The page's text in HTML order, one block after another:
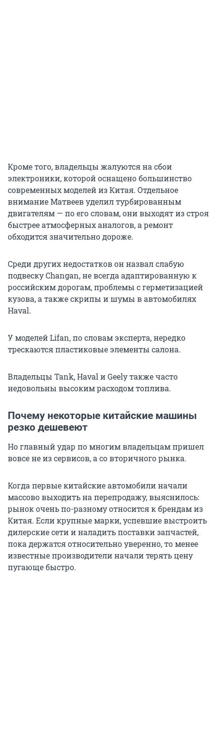
Кроме того, владельцы жалуются на сбои
электроники, которой оснащено большинство
современных моделей из Китая. Отдельное
внимание Матвеев уделил турбированным
двигателям — по его словам, они выходят из строя
быстрее атмосферных аналогов, а ремонт
обходится значительно дороже.
Среди других недостатков он назвал слабую
подвеску Changan, не всегда адаптированную к
российским дорогам, проблемы с герметизацией
кузова, а также скрипы и шумы в автомобилях
Haval.
У моделей Lifan, по словам эксперта, нередко
трескаются пластиковые элементы салона.
Владельцы Tank, Haval и Geely также часто
недовольны высоким расходом топлива.
Почему некоторые китайские машины
резко дешевеют
Но главный удар по многим владельцам пришел
вовсе не из сервисов, а со вторичного рынка.
Когда первые китайские автомобили начали
массово выходить на перепродажу, выяснилось:
рынок очень по-разному относится к брендам из
Китая. Если крупные марки, успевшие выстроить
дилерские сети и наладить поставки запчастей,
пока держатся относительно уверенно, то менее
известные производители начали терять цену
пугающе быстро.